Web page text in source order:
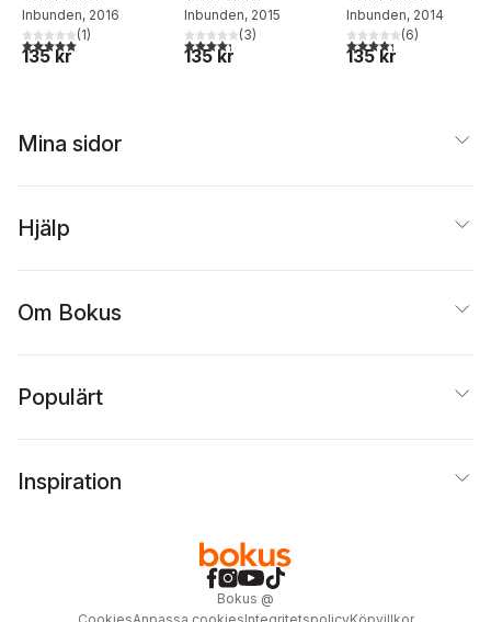
Inbunden, 2016
5,0utav 5 stjärnor. Totalt antal röster:
(1)
135 kr
Inbunden, 2015
4,3utav 5 stjärnor. Totalt antal röster:
(3)
135 kr
Inbunden, 2014
4,3utav 5 stjärnor.
(6)
135 kr
Mina sidor
Hjälp
Om Bokus
Populärt
Inspiration
Bokus @